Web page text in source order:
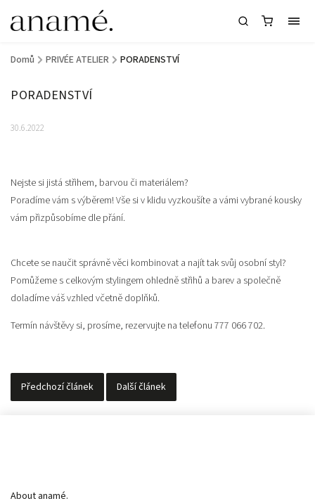
Domů / PRIVÉE ATELIER / PORADENSTVÍ
PORADENSTVÍ
30.6.2022
Nejste si jistá střihem, barvou či materiálem?
Poradíme vám s výběrem! Vše si v klidu vyzkoušíte a vámi vybrané kousky
vám přizpůsobíme dle přání.
Chcete se naučit správně věci kombinovat a najít tak svůj osobní styl?
Pomůžeme s celkovým stylingem ohledně střihů a barev a společně
doladíme váš vzhled včetně doplňků.
Termín návštěvy si, prosíme, rezervujte na telefonu 777 066 702.
Předchozí článek Další článek
About anamé.